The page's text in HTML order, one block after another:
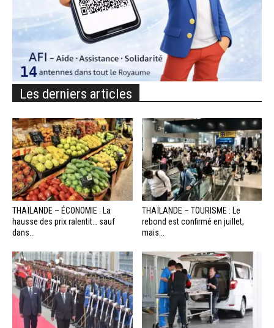
Les derniers articles
THAÏLANDE – ÉCONOMIE : La
hausse des prix ralentit… sauf
dans...
THAÏLANDE – TOURISME : Le
rebond est confirmé en juillet,
mais...